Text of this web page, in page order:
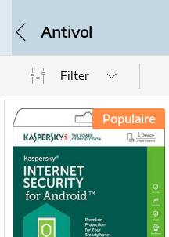
Antivol
Filter
Populaire